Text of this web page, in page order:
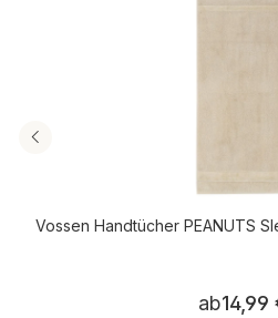
Vossen Handtücher PEANUTS
ab14,99